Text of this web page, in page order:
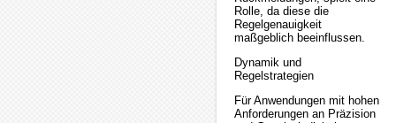
Rolle, da diese die
Regelgenauigkeit
maßgeblich beeinflussen.
Dynamik und
Regelstrategien
Für Anwendungen mit hohen
Anforderungen an Präzision